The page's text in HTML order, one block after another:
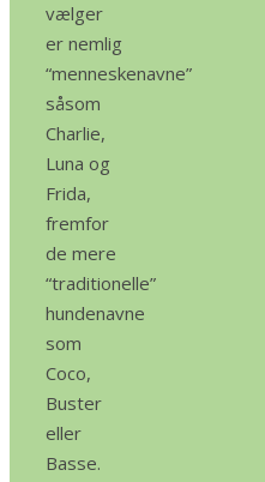
vælger
er nemlig
“menneskenavne”
såsom
Charlie,
Luna og
Frida,
fremfor
de mere
“traditionelle”
hundenavne
som
Coco,
Buster
eller
Basse.